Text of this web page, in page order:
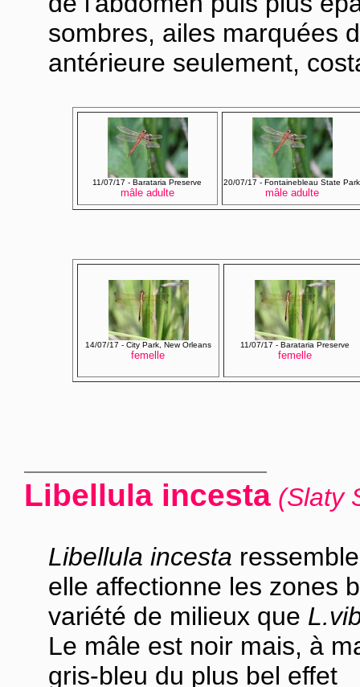
sombres, ailes marquées
antérieure seulement,
11/07/17 - Barataria Preserve
mâle adulte
20/07/17 - Fontainebleau State Park
mâle adulte
14/07/17 - City Park, New Orleans
femelle
11/07/17 - Barataria Preserve
femelle
Libellula incesta (Slaty
Libellula incesta
elle affectionne les zones
variété de milieux que
Le mâle est noir mais, à
gris-bleu du plus bel effet